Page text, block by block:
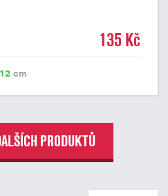
135 Kč
12 cm
PRODUKTŮ